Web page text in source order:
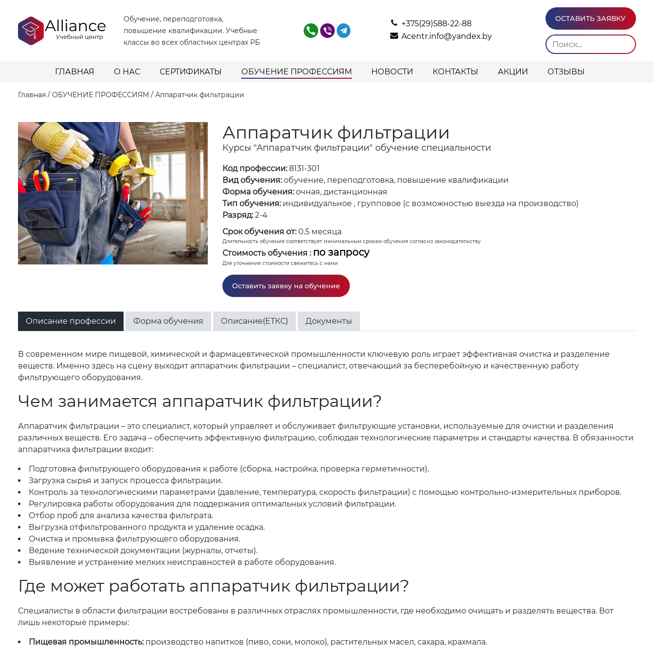
Обучение, переподготовка,
повышение квалификации. Учебные
классы во всех областных центрах РБ
+375(29)588-22-88
Acentr.info@yandex.by
ОСТАВИТЬ ЗАЯВКУ
ГЛАВНАЯ О НАС СЕРТИФИКАТЫ ОБУЧЕНИЕ ПРОФЕССИЯМ НОВОСТИ КОНТАКТЫ АКЦИИ ОТЗЫВЫ
Главная / ОБУЧЕНИЕ ПРОФЕССИЯМ / Аппаратчик фильтрации
Аппаратчик фильтрации
Курсы "Аппаратчик фильтрации" обучение специальности
Код профессии:8131-301
Вид обучения: обучение, переподготовка, повышение квалификации
Форма обучения: очная, дистанционная
Тип обучения: индивидуальное , групповое (с возможностью выезда на производство)
Разряд: 2-4
Срок обучения от: 0.5 месяца
Длительность обучения соответствует минимальным срокам обучения согласно законодательству
Стоимость обучения : по запросу
Для уточнения стоимости свяжитесь с нами
Оставить заявку на обучение
Описание профессии Форма обучения Описание(ЕТКС) Документы
В современном мире пищевой, химической и фармацевтической промышленности ключевую роль играет эффективная очистка и разделение
веществ. Именно здесь на сцену выходит аппаратчик фильтрации – специалист, отвечающий за бесперебойную и качественную работу
фильтрующего оборудования.
Чем занимается аппаратчик фильтрации?
Аппаратчик фильтрации – это специалист, который управляет и обслуживает фильтрующие установки, используемые для очистки и разделения
различных веществ. Его задача – обеспечить эффективную фильтрацию, соблюдая технологические параметры и стандарты качества. В обязанности
аппаратчика фильтрации входит:
Подготовка фильтрующего оборудования к работе (сборка, настройка, проверка герметичности).
Загрузка сырья и запуск процесса фильтрации.
Контроль за технологическими параметрами (давление, температура, скорость фильтрации) с помощью контрольно-измерительных приборов.
Регулировка работы оборудования для поддержания оптимальных условий фильтрации.
Отбор проб для анализа качества фильтрата.
Выгрузка отфильтрованного продукта и удаление осадка.
Очистка и промывка фильтрующего оборудования.
Ведение технической документации (журналы, отчеты).
Выявление и устранение мелких неисправностей в работе оборудования.
Где может работать аппаратчик фильтрации?
Специалисты в области фильтрации востребованы в различных отраслях промышленности, где необходимо очищать и разделять вещества. Вот
лишь некоторые примеры:
Пищевая промышленность:производство напитков (пиво, соки, молоко), растительных масел, сахара, крахмала.